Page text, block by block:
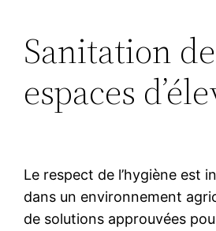
Sanitation
espaces
Le respect de l’hygiène est
dans un environnement
de solutions approuvées